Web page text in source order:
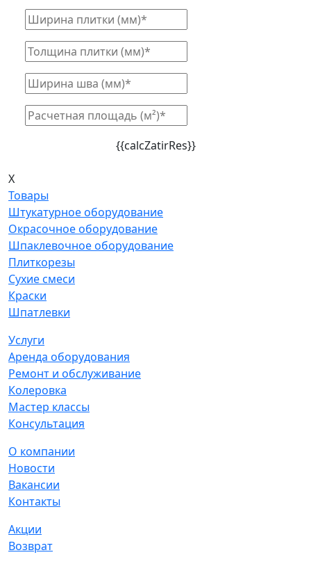
{{calcZatirRes}}
X
Товары
Штукатурное оборудование
Окрасочное оборудование
Шпаклевочное оборудование
Плиткорезы
Сухие смеси
Краски
Шпатлевки
Услуги
Аренда оборудования
Ремонт и обслуживание
Колеровка
Мастер классы
Консультация
О компании
Новости
Вакансии
Контакты
Акции
Возврат